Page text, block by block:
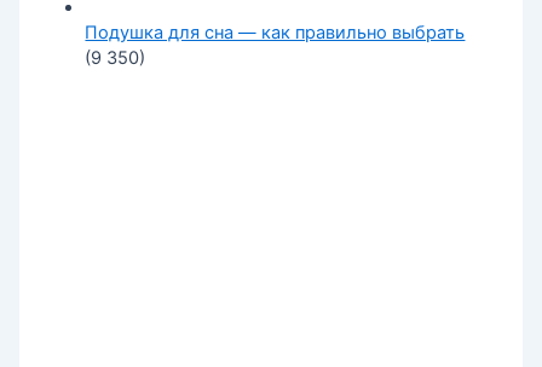
Подушка для сна — как правильно выбрать
(9 350)